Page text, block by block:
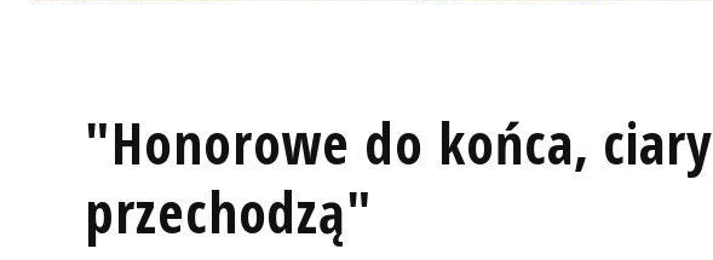
"Honorowe do końca, ciary
przechodzą"